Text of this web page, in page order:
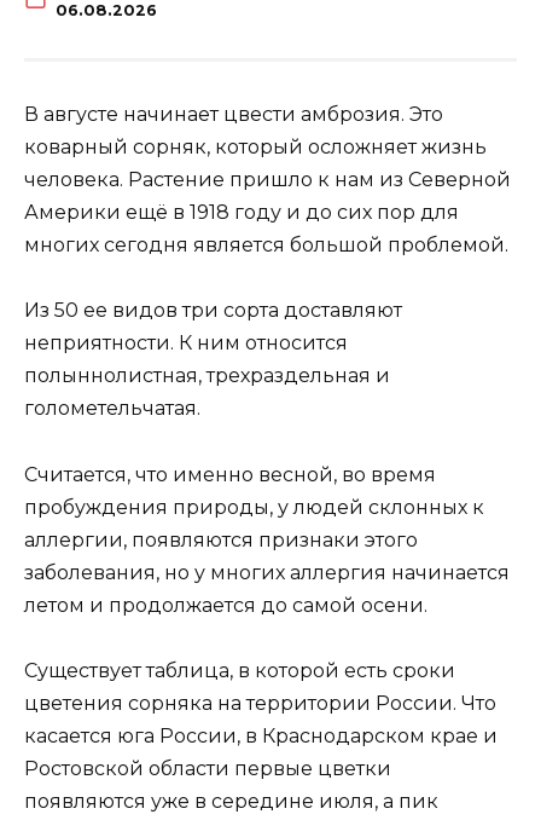
06.08.2026
В августе начинает цвести амброзия. Это
коварный сорняк, который осложняет жизнь
человека. Растение пришло к нам из Северной
Америки ещё в 1918 году и до сих пор для
многих сегодня является большой проблемой.
Из 50 ее видов три сорта доставляют
неприятности. К ним относится
полыннолистная, трехраздельная и
голометельчатая.
Считается, что именно весной, во время
пробуждения природы, у людей склонных к
аллергии, появляются признаки этого
заболевания, но у многих аллергия начинается
летом и продолжается до самой осени.
Существует таблица, в которой есть сроки
цветения сорняка на территории России. Что
касается юга России, в Краснодарском крае и
Ростовской области первые цветки
появляются уже в середине июля, а пик